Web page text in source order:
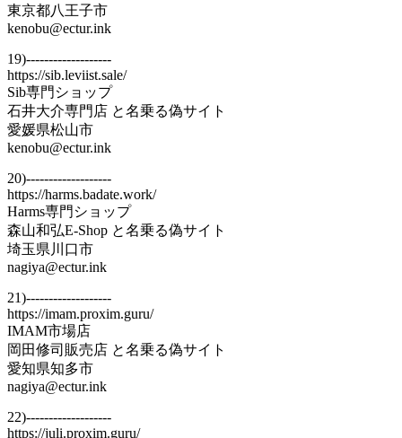
東京都八王子市
kenobu@ectur.ink
19)-------------------
https://sib.leviist.sale/
Sib専門ショップ
石井大介専門店 と名乗る偽サイト
愛媛県松山市
kenobu@ectur.ink
20)-------------------
https://harms.badate.work/
Harms専門ショップ
森山和弘E-Shop と名乗る偽サイト
埼玉県川口市
nagiya@ectur.ink
21)-------------------
https://imam.proxim.guru/
IMAM市場店
岡田修司販売店 と名乗る偽サイト
愛知県知多市
nagiya@ectur.ink
22)-------------------
https://juli.proxim.guru/